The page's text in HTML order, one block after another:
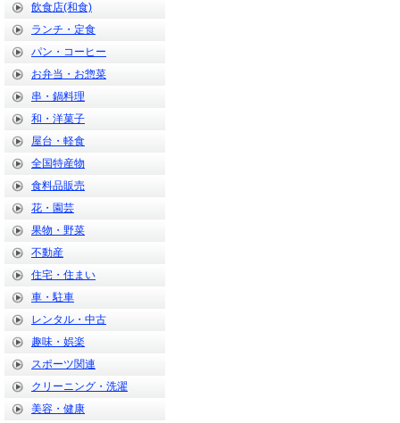
飲食店(和食)
ランチ・定食
パン・コーヒー
お弁当・お惣菜
串・鍋料理
和・洋菓子
屋台・軽食
全国特産物
食料品販売
花・園芸
果物・野菜
不動産
住宅・住まい
車・駐車
レンタル・中古
趣味・娯楽
スポーツ関連
クリーニング・洗濯
美容・健康